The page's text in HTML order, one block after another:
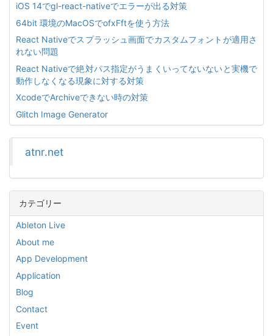
iOS 14でgl-react-nativeでエラーが出る対策
64bit 環境のMacOSでofxFftを使う方法
React Nativeでスプラッシュ画面でカスタムフォントが適用さ
れない問題
React Nativeで絶対パス指定がうまくいってないないと実機で
動作しなくなる現象に対する対策
XcodeでArchiveできない時の対策
Glitch Image Generator
atnr.net
カテゴリー
Ableton Live
About me
App Development
Application
Blog
Contact
Event